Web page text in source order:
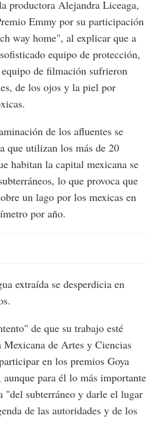
productora Alejandra Liceaga,
Emmy por su participación
way home", al explicar que a
equipo de protección,
de filmación sufrieron
de los ojos y la piel por
de los afluentes se
que utilizan los más de 20
habitan la capital mexicana se
lo que provoca que
un lago por los mexicas en
por año.
extraída se desperdicia en
de que su trabajo esté
de Artes y Ciencias
en los premios Goya
para él lo más importante
"del subterráneo y darle el lugar
de las autoridades y de los